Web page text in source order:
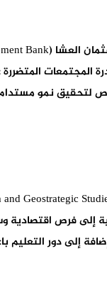
المجتمعات
لتحقيق نمو
إلى فرص اقتصادية
إلى دور التعليم